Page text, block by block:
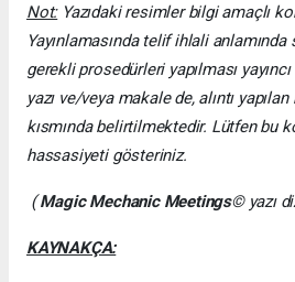
Not:Yazıdaki resimler bilgi amaçlı
Yayınlamasında telif ihlali anlamında
gerekli prosedürleri yapılması
yazı ve/veya makale de, alıntı
kısmında belirtilmektedir. Lütfen bu
hassasiyeti gösteriniz.
(Magic Mechanic Meetings© yazı
KAYNAKÇA: